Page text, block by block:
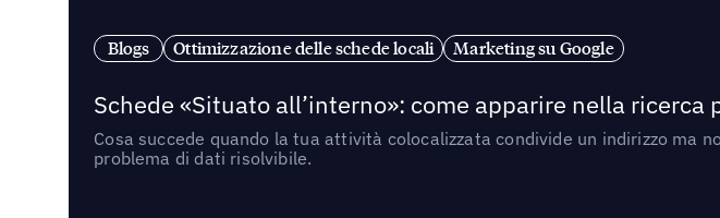
Blogs Ottimizzazione delle schede locali Marketing su Google
Schede «Situato all’interno»: come apparire nella
Cosa succede quando la tua attività colocalizzata condivide un indirizzo ma
problema di dati risolvibile.